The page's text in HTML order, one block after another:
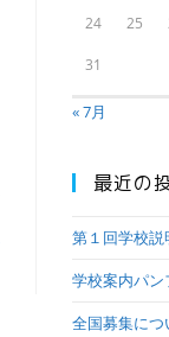
24 25
31
« 7月
最近の
第１回学校
学校案内パン
全国募集につ